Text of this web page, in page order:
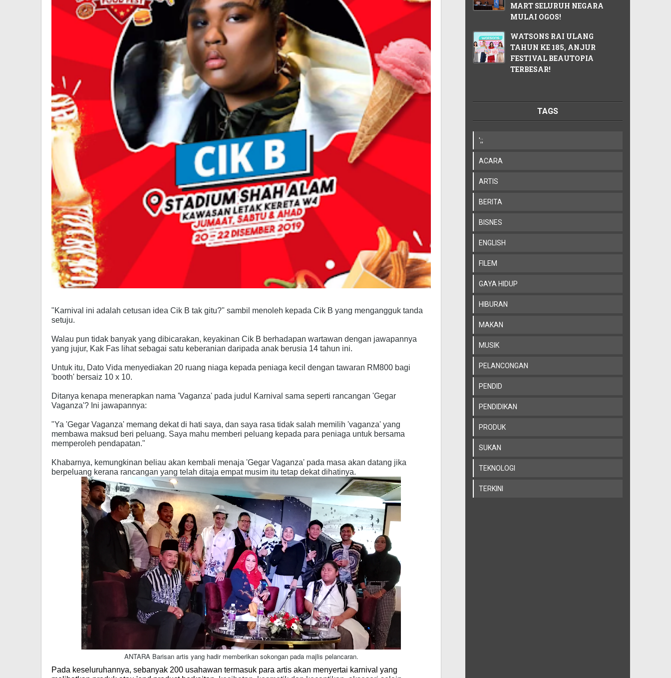
"Karnival ini adalah cetusan idea Cik B tak gitu?" sambil menoleh kepada Cik B yang mengangguk tanda
setuju.
Walau pun tidak banyak yang dibicarakan, keyakinan Cik B berhadapan wartawan dengan jawapannya
yang jujur, Kak Fas lihat sebagai satu keberanian daripada anak berusia 14 tahun ini.
Untuk itu, Dato Vida menyediakan 20 ruang niaga kepada peniaga kecil dengan tawaran RM800 bagi
'booth' bersaiz 10 x 10.
Ditanya kenapa menerapkan nama 'Vaganza' pada judul Karnival sama seperti rancangan 'Gegar
Vaganza'? Ini jawapannya:
"Ya 'Gegar Vaganza' memang dekat di hati saya, dan saya rasa tidak salah memilih 'vaganza' yang
membawa maksud beri peluang. Saya mahu memberi peluang kepada para peniaga untuk bersama
memperoleh pendapatan."
Khabarnya, kemungkinan beliau akan kembali menaja 'Gegar Vaganza' pada masa akan datang jika
berpeluang kerana rancangan yang telah ditaja empat musim itu tetap dekat dihatinya.
ANTARA Barisan artis yang hadir memberikan sokongan pada majlis pelancaran.
Pada keseluruhannya, sebanyak 200 usahawan termasuk para artis akan menyertai karnival yang
MART SELURUH NEGARA
MULAI OGOS!
WATSONS RAI ULANG
TAHUN KE 185, ANJUR
FESTIVAL BEAUTOPIA
TERBESAR!
TAGS
';;
ACARA
ARTIS
BERITA
BISNES
ENGLISH
FILEM
GAYA HIDUP
HIBURAN
MAKAN
MUSIK
PELANCONGAN
PENDID
PENDIDIKAN
PRODUK
SUKAN
TEKNOLOGI
TERKINI